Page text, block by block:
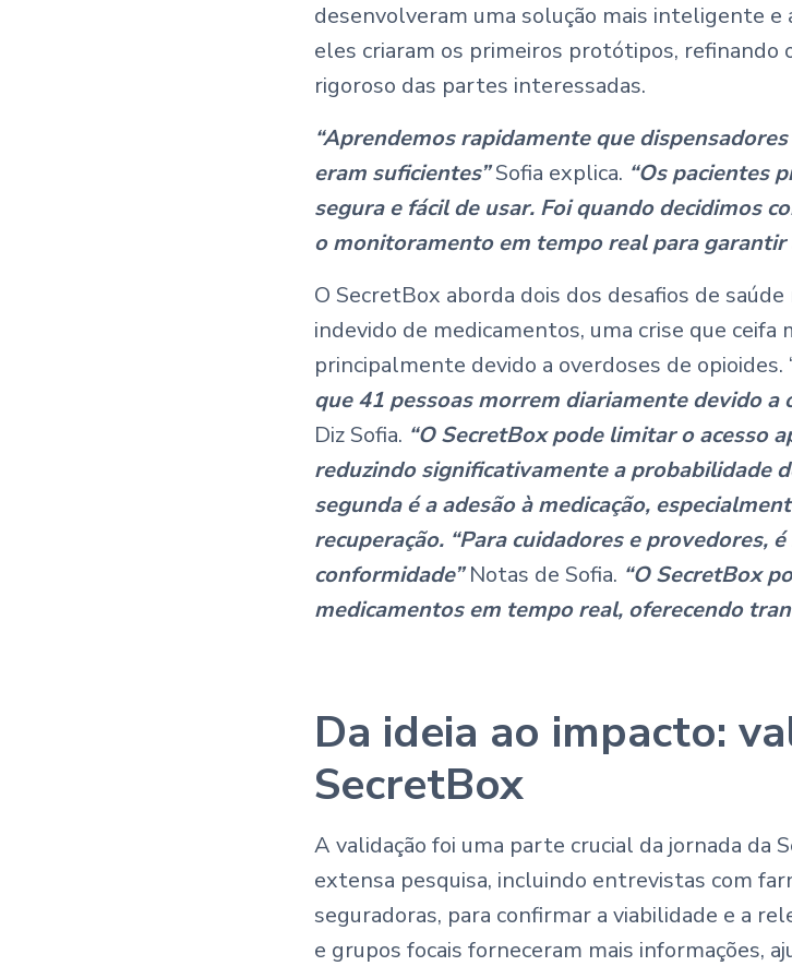
desenvolveram uma solução mais inteligente e
eles criaram os primeiros protótipos, refinando
rigoroso das partes interessadas.
“Aprendemos rapidamente que
eram suficientes”Sofia explica. “Os pacientes
segura e fácil de usar. Foi quando decidimos
o monitoramento em tempo real para garantir
O SecretBox aborda dois dos desafios de
indevido de medicamentos, uma crise que ceifa
principalmente devido a overdoses de opioides.
que 41 pessoas morrem diariamente devido a
Diz Sofia. “O SecretBox pode limitar o acesso
reduzindo significativamente a probabilidade
segunda é a adesão à medicação,
recuperação. “Para cuidadores e provedores,
conformidade”Notas de Sofia. “O SecretBox
medicamentos em tempo real, oferecendo
Da ideia ao impacto:
SecretBox
A validação foi uma parte crucial da jornada da
extensa pesquisa, incluindo entrevistas com
seguradoras, para confirmar a viabilidade e a
e grupos focais forneceram mais informações,